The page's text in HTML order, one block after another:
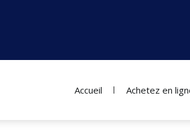
Accueil Achetez en